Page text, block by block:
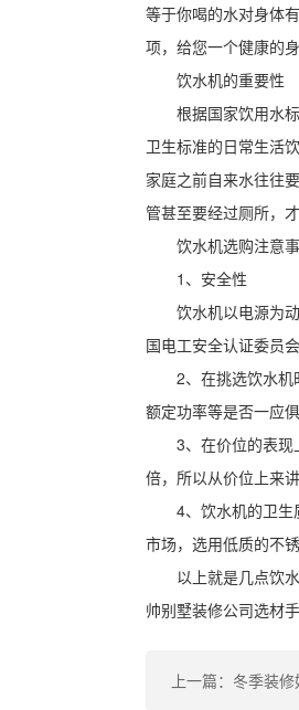
等于你喝的水对身体
项，给您一个健康的身
饮水机的重要性
根据国家饮用水
卫生标准的日常生活
家庭之前自来水往往
管甚至要经过厕所，
饮水机选购注意
1、安全性
饮水机以电源为
国电工安全认证委员
2、在挑选饮水机
额定功率等是否一应
3、在价位的表
倍，所以从价位上来
4、饮水机的卫
市场，选用低质的不
以上就是几点饮
帅别墅装修公司选材手
上一篇：冬季装